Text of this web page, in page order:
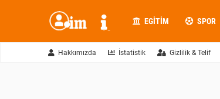
EGITIM SPOR
Hakkımızda İstatistik Gizlilik & Telif